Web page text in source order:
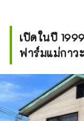
เปิดในปี
ฟาร์มแม่กาวะ